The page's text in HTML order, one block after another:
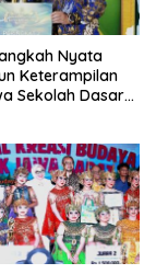
Nyata
Keterampilan
Sekolah Dasar